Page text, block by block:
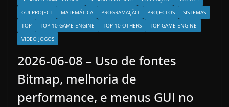
GUI PROJECT
MATEMÁTICA PROGRAMAÇÃO PROJECTOS
SISTEMAS
TOP
TOP 10 GAME ENGINE TOP 10 OTHERS
TOP GAME ENGINE
VIDEO JOGOS
2026-06-08 – Uso de fontes
Bitmap, melhoria de
performance, e menus GUI no